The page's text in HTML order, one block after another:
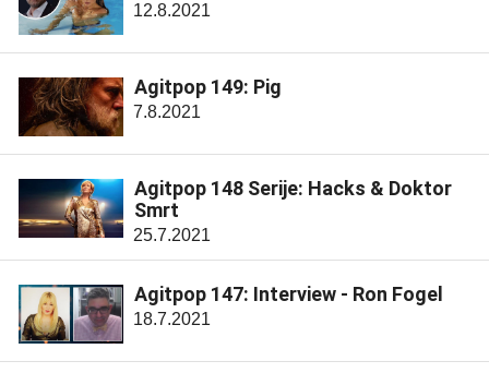
12.8.2021
Agitpop 149: Pig
7.8.2021
Agitpop 148 Serije: Hacks & Doktor
Smrt
25.7.2021
Agitpop 147: Interview - Ron Fogel
18.7.2021